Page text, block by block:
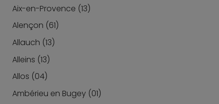
Aix-en-Provence (13)
Alençon (61)
Allauch (13)
Alleins (13)
Allos (04)
Ambérieu en Bugey (01)